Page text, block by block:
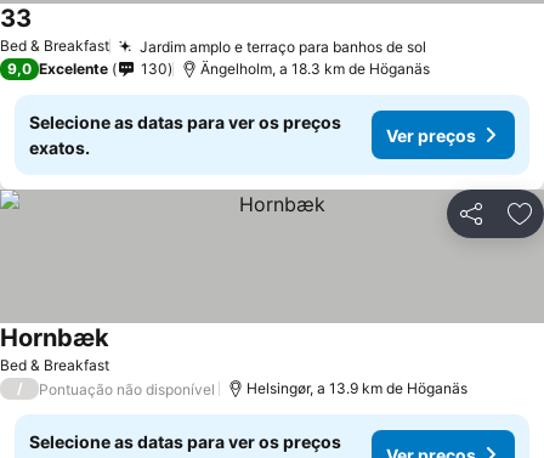
Bed & Breakfast Jardim amplo e terraço para banhos de sol
33
9,0 Excelente 130 Ängelholm, a 18.3 km de Höganäs
Selecione as datas para ver os preços
exatos.
Ver preços
Partilhar
Bed & Breakfast
HornbækVer preços
/ Pontuação não disponível Helsingør, a 13.9 km de Höganäs
Selecione as datas para ver os preços